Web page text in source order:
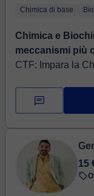
Chimica di base
Chimica e
meccanismi più
CTF: Impara la
studentessa
15